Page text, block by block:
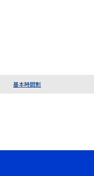
基本時間割